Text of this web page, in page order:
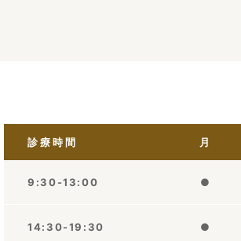
診療時間 月
9:30-13:00 ●
14:30-19:30 ●